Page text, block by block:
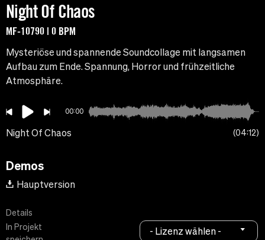
Night Of Chaos
MF-10790 | 0 BPM
Mysteriöse und spannende Soundcollage mit langsamen
Aufbau zum Ende. Spannung, Horror und frühzeitliche
Atmosphäre.
00:00
Night Of Chaos 04:12
Demos
Hauptversion
Details
In Projekt
- Lizenz wählen -